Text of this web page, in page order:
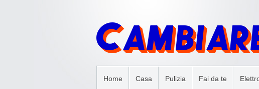
Home Casa Pulizia Fai da te